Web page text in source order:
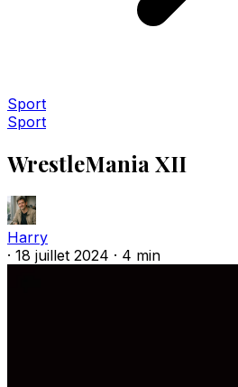
Sport
Sport
WrestleMania XII
Harry
· 18 juillet 2024 · 4 min